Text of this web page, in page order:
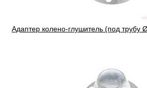
Адаптер колено-глушитель (под трубу